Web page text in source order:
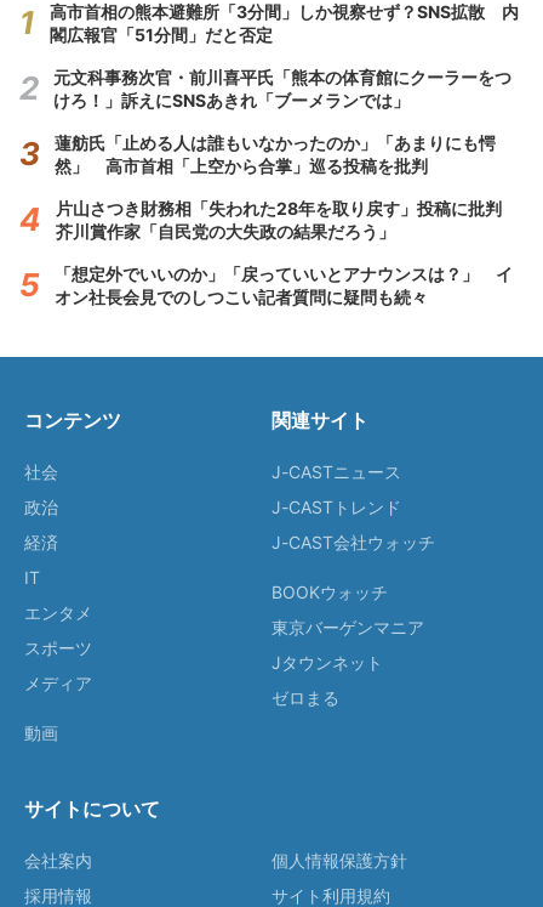
高市首相の熊本避難所「3分間」しか視察せず？SNS拡散 内
閣広報官「51分間」だと否定
元文科事務次官・前川喜平氏「熊本の体育館にクーラーをつ
けろ！」訴えにSNSあきれ「ブーメランでは」
蓮舫氏「止める人は誰もいなかったのか」「あまりにも愕
然」 高市首相「上空から合掌」巡る投稿を批判
片山さつき財務相「失われた28年を取り戻す」投稿に批判
芥川賞作家「自民党の大失政の結果だろう」
「想定外でいいのか」「戻っていいとアナウンスは？」 イ
オン社長会見でのしつこい記者質問に疑問も続々
コンテンツ
社会
政治
経済
IT
エンタメ
スポーツ
メディア
動画
関連サイト
J-CASTニュース
J-CASTトレンド
J-CAST会社ウォッチ
BOOKウォッチ
東京バーゲンマニア
Jタウンネット
ゼロまる
サイトについて
会社案内
採用情報
個人情報保護方針
サイト利用規約